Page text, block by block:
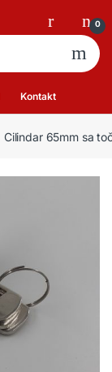
0
Kontakt
Cilindar 65mm sa